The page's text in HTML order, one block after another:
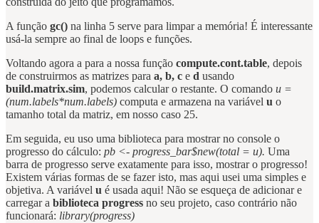
A função gc() na linha 5 serve para limpar a memória! É interessante
usá-la sempre ao final de loops e funções.
Voltando agora a para a nossa função compute.cont.table, depois
de construirmos as matrizes para a, b, c e d usando
build.matrix.sim, podemos calcular o restante. O comando u =
(num.labels*num.labels) computa e armazena na variável u o
tamanho total da matriz, em nosso caso 25.
Em seguida, eu uso uma biblioteca para mostrar no console o
progresso do cálculo: pb <- progress_bar$new(total = u). Uma
barra de progresso serve exatamente para isso, mostrar o progresso!
Existem várias formas de se fazer isto, mas aqui usei uma simples e
objetiva. A variável u é usada aqui! Não se esqueça de adicionar e
carregar a biblioteca progress no seu projeto, caso contrário não
funcionará: library(progress)